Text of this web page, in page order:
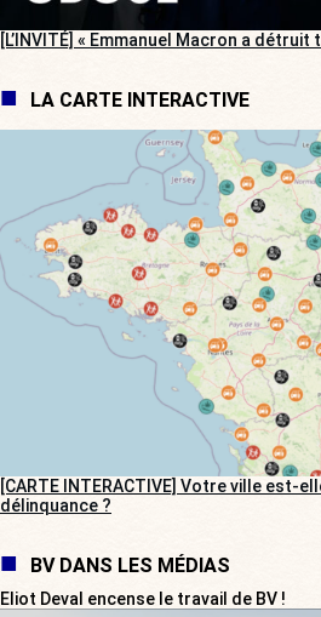
[L’INVITÉ] « Emmanuel Macron a détruit
LA CARTE INTERACTIVE
[CARTE INTERACTIVE] Votre ville est-
délinquance ?
BV DANS LES MÉDIAS
Eliot Deval encense le travail de BV !